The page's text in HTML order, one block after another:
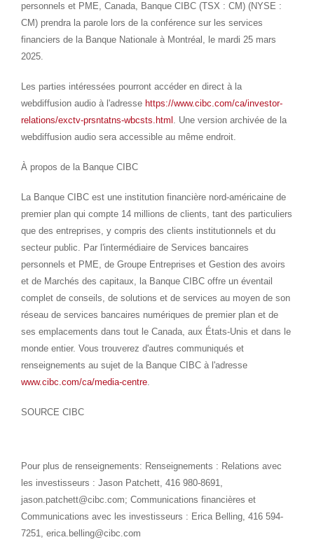
personnels et PME,Canada, Banque CIBC (TSX : CM) (NYSE :
CM) prendra la parole lors de la conférence sur les services
financiers de la Banque Nationale à Montréal, le mardi 25 mars
2025.
Les parties intéressées pourront accéder en direct à la
webdiffusion audio à l'adresse https://www.cibc.com/ca/investor-
relations/exctv-prsntatns-wbcsts.html . Une version archivée de la
webdiffusion audio sera accessible au même endroit.
À propos de la Banque CIBC
La Banque CIBC est une institution financière nord-américaine de
premier plan qui compte 14 millions de clients, tant des particuliers
que des entreprises, y compris des clients institutionnels et du
secteur public. Par l'intermédiaire de Services bancaires
personnels et PME, de Groupe Entreprises et Gestion des avoirs
et de Marchés des capitaux, la Banque CIBC offre un éventail
complet de conseils, de solutions et de services au moyen de son
réseau de services bancaires numériques de premier plan et de
ses emplacements dans tout leCanada, aux États-Unis et dans le
monde entier. Vous trouverez d'autres communiqués et
renseignements au sujet de la Banque CIBC à l'adresse
www.cibc.com/ca/media-centre.
SOURCE CIBC
Pour plus de renseignements: Renseignements : Relations avec
les investisseurs : Jason Patchett, 416 980-8691,
jason.patchett@cibc.com; Communications financières et
Communications avec les investisseurs : Erica Belling, 416 594-
7251, erica.belling@cibc.com